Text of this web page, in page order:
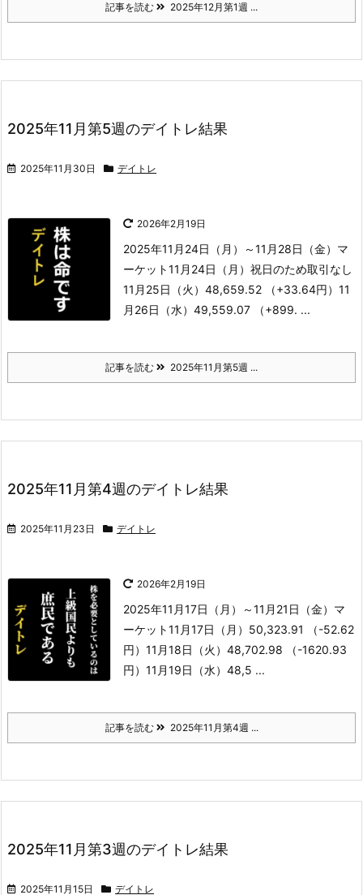
記事を読む 2025年12月第1週 ...
2025年11月第5週のデイトレ結果
2025年11月30日 デイトレ
2026年2月19日
2025年11月24日（月）～11月28日（金） マ
ーケット11月24日（月）祝日のため取引なし
11月25日（火）48,659.52 （+33.64円） 11
月26日（水）49,559.07 （+899. ...
記事を読む 2025年11月第5週 ...
2025年11月第4週のデイトレ結果
2025年11月23日 デイトレ
2026年2月19日
2025年11月17日（月）～11月21日（金） マ
ーケット11月17日（月）50,323.91 （-52.62
円） 11月18日（火）48,702.98 （-1620.93
円） 11月19日（水）48,5 ...
記事を読む 2025年11月第4週 ...
2025年11月第3週のデイトレ結果
2025年11月15日 デイトレ